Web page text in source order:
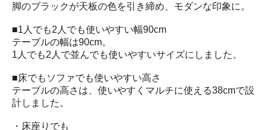
脚のブラックが天板の色を引き締め、モダンな印象に。
■1人でも2人でも使いやすい幅90cm
テーブルの幅は90cm。
1人でも2人で並んでも使いやすいサイズにしました。
■床でもソファでも使いやすい高さ
テーブルの高さは、使いやすくマルチに使える38cmで設
計しました。
・床座りでも